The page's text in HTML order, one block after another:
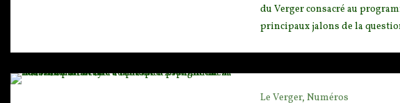
du Verger consacré au
principaux jalons de la
Le Verger, Numéros